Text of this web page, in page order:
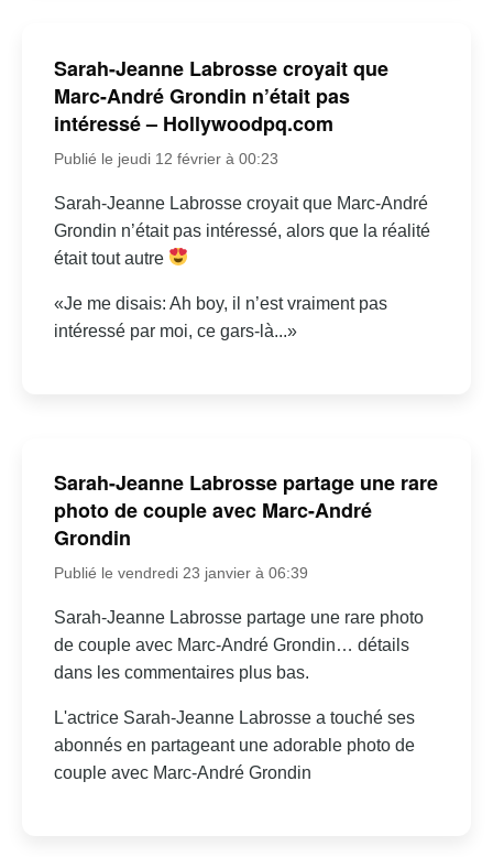
Sarah-Jeanne Labrosse croyait que
Marc-André Grondin n’était pas
intéressé – Hollywoodpq.com
Publié le jeudi 12 février à 00:23
Sarah-Jeanne Labrosse croyait que Marc-André
Grondin n’était pas intéressé, alors que la réalité
était tout autre
«Je me disais: Ah boy, il n’est vraiment pas
intéressé par moi, ce gars-là...»
Sarah-Jeanne Labrosse partage une rare
photo de couple avec Marc-André
Grondin
Publié le vendredi 23 janvier à 06:39
Sarah-Jeanne Labrosse partage une rare photo
de couple avec Marc-André Grondin… détails
dans les commentaires plus bas.
L'actrice Sarah-Jeanne Labrosse a touché ses
abonnés en partageant une adorable photo de
couple avec Marc-André Grondin